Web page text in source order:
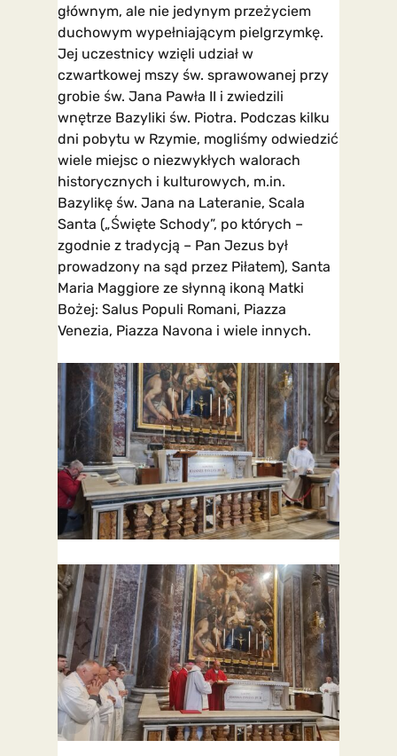
głównym, ale nie jedynym przeżyciem
duchowym wypełniającym pielgrzymkę.
Jej uczestnicy wzięli udział w
czwartkowej mszy św. sprawowanej przy
grobie św. Jana Pawła II i zwiedzili
wnętrze Bazyliki św. Piotra. Podczas kilku
dni pobytu w Rzymie, mogliśmy odwiedzić
wiele miejsc o niezwykłych walorach
historycznych i kulturowych, m.in.
Bazylikę św. Jana na Lateranie, Scala
Santa („Święte Schody”, po których –
zgodnie z tradycją – Pan Jezus był
prowadzony na sąd przez Piłatem), Santa
Maria Maggiore ze słynną ikoną Matki
Bożej: Salus Populi Romani, Piazza
Venezia, Piazza Navona i wiele innych.